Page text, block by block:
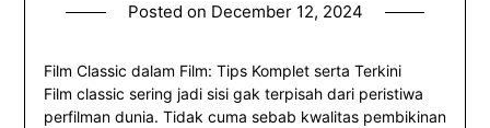
Posted on December 12, 2024
Film Classic dalam Film: Tips Komplet serta Terkini
Film classic sering jadi sisi gak terpisah dari peristiwa
perfilman dunia. Tidak cuma sebab kwalitas pembikinan